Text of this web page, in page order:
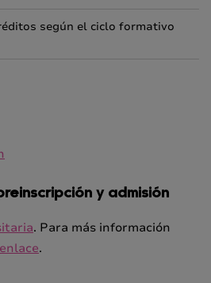
según el ciclo formativo
y admisión
. Para más información
enlace.